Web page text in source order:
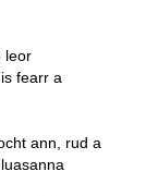
leor
fearr a
ann, rud a